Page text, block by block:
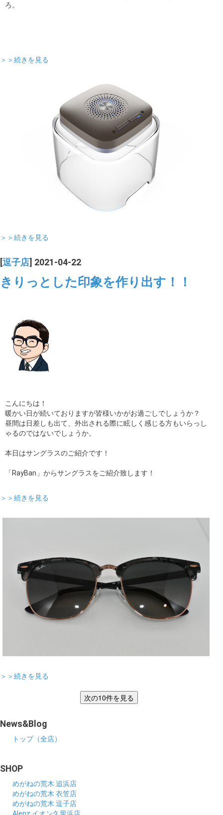
ろ。
＞＞続きを見る
＞＞続きを見る
逗子店 ] 2021-04-22
きりっとした印象を作り出す！！
こんにちは！
暖かい日が続いておりますが皆様いかがお過ごしでしょうか？
昼間は日差しも出て、外出される際に眩しく感じる方もいらっし
ゃるのではないでしょうか。
本日はサングラスのご紹介です！
「RayBan」からサングラスをご紹介致します！
＞＞続きを見る
＞＞続きを見る
News&Blog
トップ（全店）
SHOP
めがねの荒木 追浜店
めがねの荒木 衣笠店
めがねの荒木 逗子店